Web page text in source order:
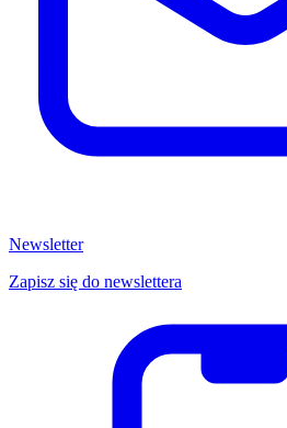
Newsletter
Zapisz się do newslettera